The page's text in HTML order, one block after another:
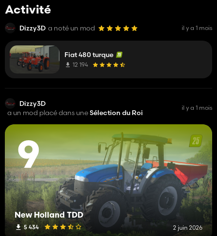
Activité
Dizzy3D a noté un mod il y a 1 mois
Fiat 480 turque
12 194
Dizzy3D
a un mod placé dans uneSélection du Roi
il y a 1 mois
9
New Holland TDD
5 434 2 juin 2026